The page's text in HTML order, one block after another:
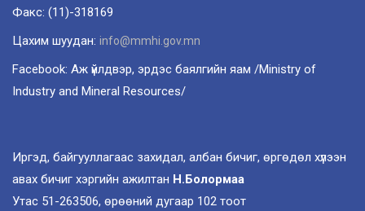
Факс: (11)-318169
Цахим шуудан: info@mmhi.gov.mn
Facebook: Аж үйлдвэр, эрдэс баялгийн яам /Ministry of
Industry and Mineral Resources/
Иргэд, байгууллагаас захидал, албан бичиг, өргөдөл хүлээн
авах бичиг хэргийн ажилтан Н.Болормаа
Утас 51-263506, өрөөний дугаар 102 тоот